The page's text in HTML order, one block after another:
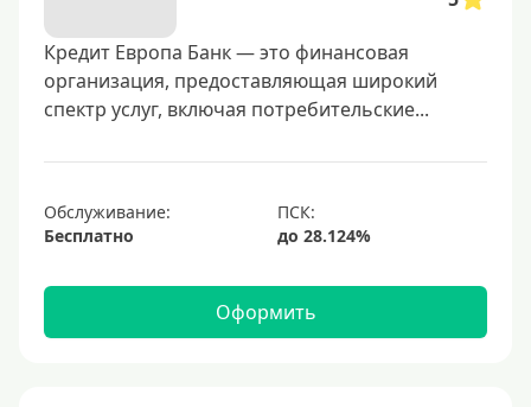
500000 руб
600000 руб
700000 руб
1000000 руб
С небольшим лимитом
С большим лимитом
Тип карты
Кредит Европа Банк — это финансовая
организация, предоставляющая широкий
спектр услуг, включая потребительские...
Обслуживание:
Бесплатно
Оформить